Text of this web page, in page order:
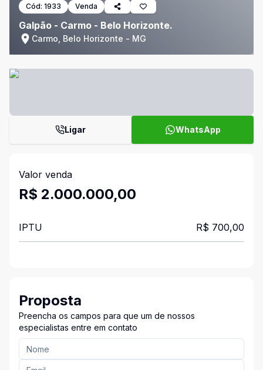
Cód: 1933 Venda
Galpão - Carmo - Belo Horizonte.
Carmo, Belo Horizonte - MG
Ligar WhatsApp
Valor venda
R$ 2.000.000,00
IPTU R$ 700,00
Proposta
Preencha os campos para que um de nossos
especialistas entre em contato